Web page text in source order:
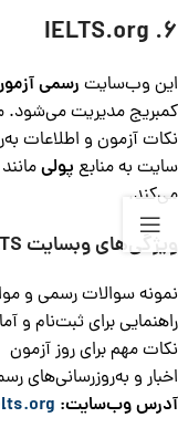
6. IELTS.org
این وب‌سایت رسمی
کمبریج مدیریت می‌شود.
نکات آزمون و اطلاعات
سایت به منابع پولی
می‌کند.
ویژگی‌های وبسایت
نمونه سوالات رسمی و
راهنمایی برای ثبت‌نام و
نکات مهم برای روز آزمون
اخبار و به‌روزرسانی‌های
آدرس وب‌سایت: